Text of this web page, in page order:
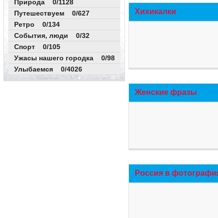
Природа 0/1128
Путешествуем 0/627
Ретро 0/134
События, люди 0/32
Спорт 0/105
Ужасы нашего городка 0/98
Улыбаемся 0/4026
Хихикалки
Женские фразы
Россия в